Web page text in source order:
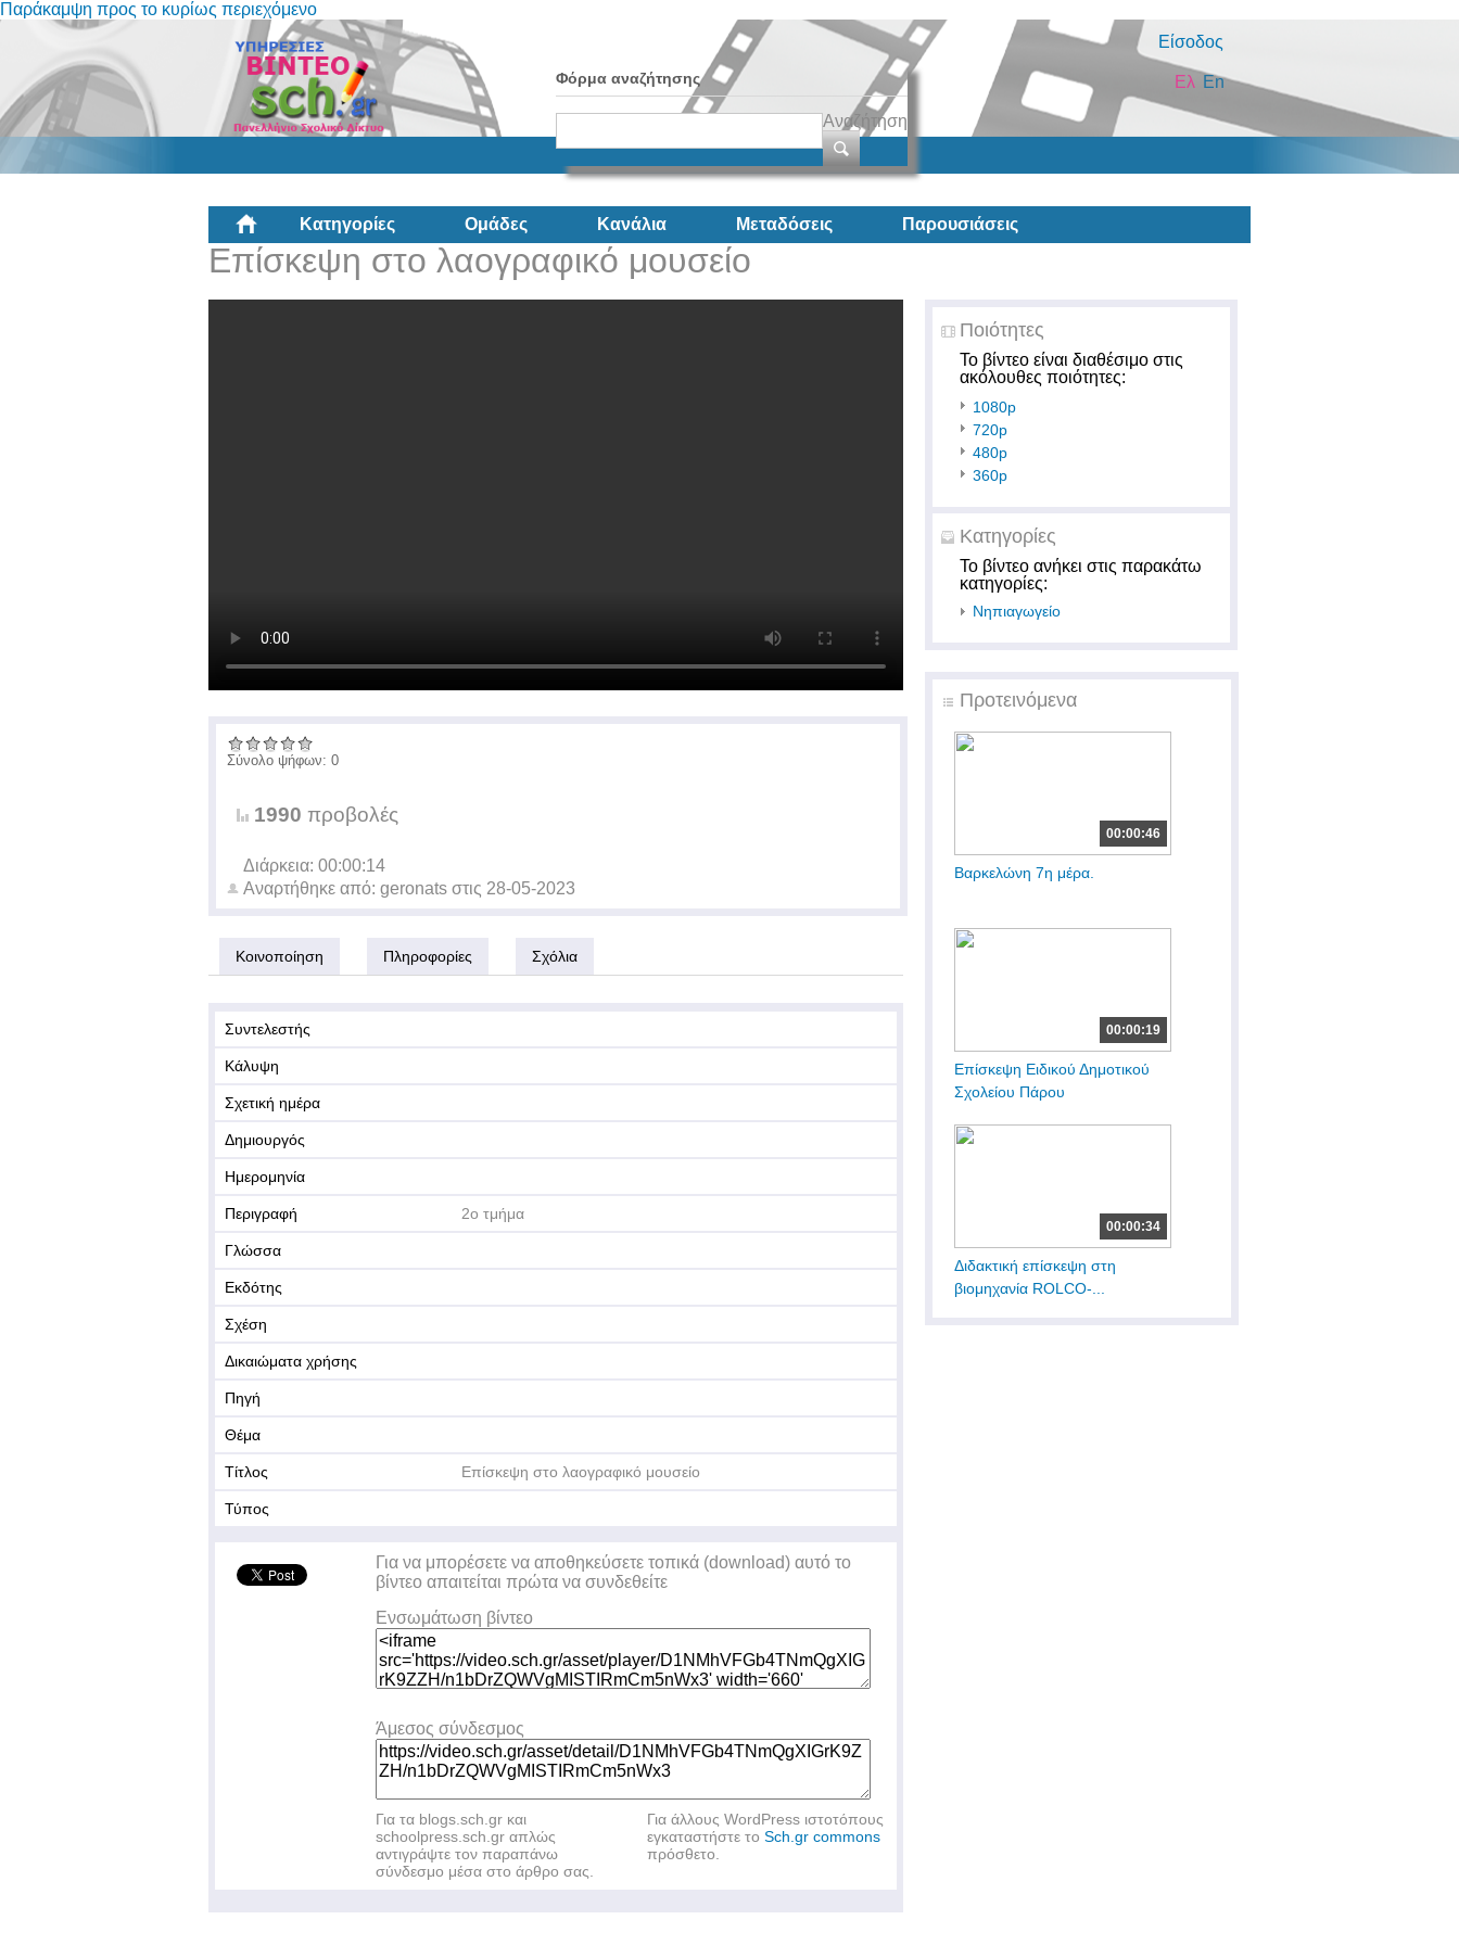
Παράκαμψη προς το κυρίως περιεχόμενο
Είσοδος
Φόρμα αναζήτησης
Αναζήτηση
En
Ελ
Κατηγορίες Ομάδες Κανάλια Μεταδόσεις Παρουσιάσεις
Επίσκεψη στο λαογραφικό μουσείο
Ποιότητες
Το βίντεο είναι διαθέσιμο στις
ακόλουθες ποιότητες:
1080p
720p
480p
360p
Κατηγορίες
Το βίντεο ανήκει στις παρακάτω
κατηγορίες:
Νηπιαγωγείο
Προτεινόμενα
00:00:46
Βαρκελώνη 7η μέρα.
00:00:19
Επίσκεψη Ειδικού Δημοτικού
Σχολείου Πάρου
00:00:34
Διδακτική επίσκεψη στη
βιομηχανία ROLCO-...
Σύνολο ψήφων: 0
1990 προβολές
Διάρκεια: 00:00:14
Αναρτήθηκε από: geronats στις 28-05-2023
Κοινοποίηση Πληροφορίες Σχόλια
Συντελεστής
Κάλυψη
Σχετική ημέρα
Δημιουργός
Ημερομηνία
Περιγραφή 2ο τμήμα
Γλώσσα
Εκδότης
Σχέση
Δικαιώματα χρήσης
Πηγή
Θέμα
Τίτλος Επίσκεψη στο λαογραφικό μουσείο
Τύπος
Για να μπορέσετε να αποθηκεύσετε τοπικά (download) αυτό το
βίντεο απαιτείται πρώτα να συνδεθείτε
Ενσωμάτωση βίντεο
Άμεσος σύνδεσμος
Για τα blogs.sch.gr και
schoolpress.sch.gr απλώς
αντιγράψτε τον παραπάνω
σύνδεσμο μέσα στο άρθρο σας.
Για άλλους WordPress ιστοτόπους
εγκαταστήστε το Sch.gr commons
πρόσθετο.